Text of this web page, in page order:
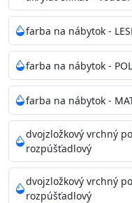
farba na nábytok -
farba na nábytok -
farba na nábytok -
dvojzložkový vrchný
rozpúšťadlový
dvojzložkový vrchný
rozpúšťadlový